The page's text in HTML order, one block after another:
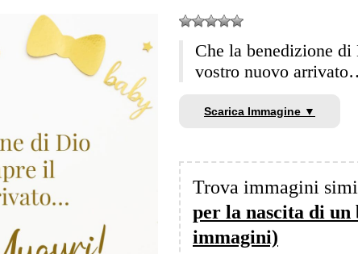
Che la benedizione
vostro nuovo
Scarica Immagine ▼
Trova immagini
per la nascita di un
immagini)